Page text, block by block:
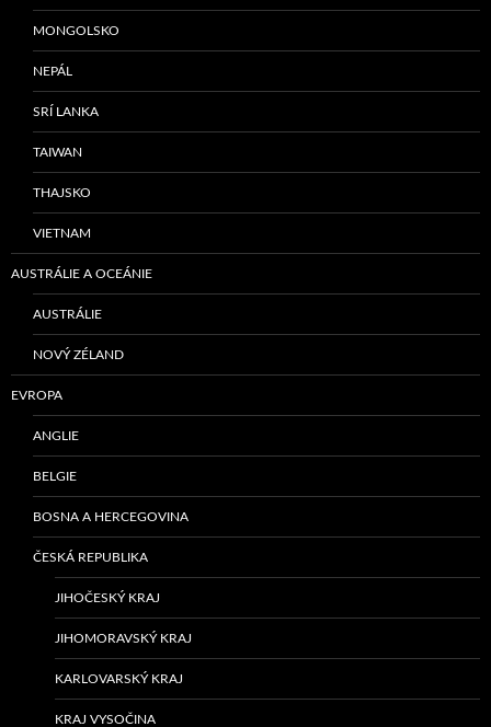
MONGOLSKO
NEPÁL
SRÍ LANKA
TAIWAN
THAJSKO
VIETNAM
AUSTRÁLIE A OCEÁNIE
AUSTRÁLIE
NOVÝ ZÉLAND
EVROPA
ANGLIE
BELGIE
BOSNA A HERCEGOVINA
ČESKÁ REPUBLIKA
JIHOČESKÝ KRAJ
JIHOMORAVSKÝ KRAJ
KARLOVARSKÝ KRAJ
KRAJ VYSOČINA